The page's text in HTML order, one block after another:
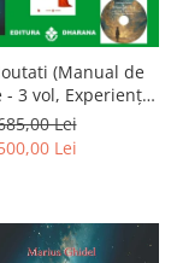
(Manual de
3 vol, Experiențe
Rugăciunile
de dimineata) -
Ghidel
Lei
Lei